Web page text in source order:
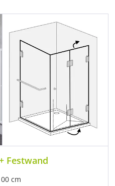
Festwand
cm